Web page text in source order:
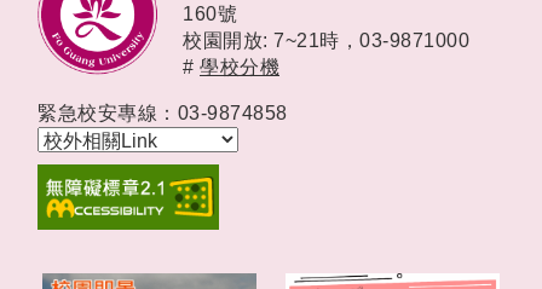
160號
校園開放: 7~21時， 03-9871000
# 學校分機
緊急校安專線：03-9874858